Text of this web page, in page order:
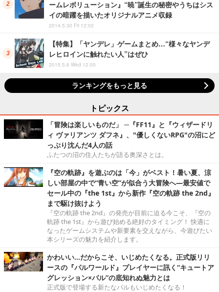
ームレボリューション』“暁”誕生の秘密やうちはシス
イの暗躍を描いたオリジナルアニメ収録
2014.5.30 Fri 12:02
【特集】「ヤンデレ」ゲームまとめ…“様々なヤンデ
レヒロインに触れたい人”はぜひ
2015.5.6 Wed 12:00
ランキングをもっと見る
トピックス
「冒険は楽しいものだ」 ─『FF11』と『ウィザードリ
ィ ヴァリアンツ ダフネ』、"優しくないRPG"の沼にど
っぷり沈んだ4人の話
ふたつの沼の住人たちが語る奥深さとは。
『空の軌跡』を遊ぶのは「今」がベスト！暑い夏、涼
しい部屋の中で“青い空”が似合う大冒険へ―最安値で
セール中の『the 1st』から新作『空の軌跡 the 2nd』
まで駆け抜けよう
『空の軌跡 the 2nd』の発売が目前に迫る今こそ、『空の
軌跡 the 1st』から遊び始める絶好のタイミング！ 快適に
なったゲームシステムや新要素を交えながら、今遊びたい
本シリーズの魅力を紹介します。
かわいい…だからこそ、いじめたくなる。正式版リリ
ースの『パルワールド』プレイヤーに訊く“キュートア
グレッション×パル”の底知れぬ魅力とは
正式版で登場する新たなパルもいじめたくなる！